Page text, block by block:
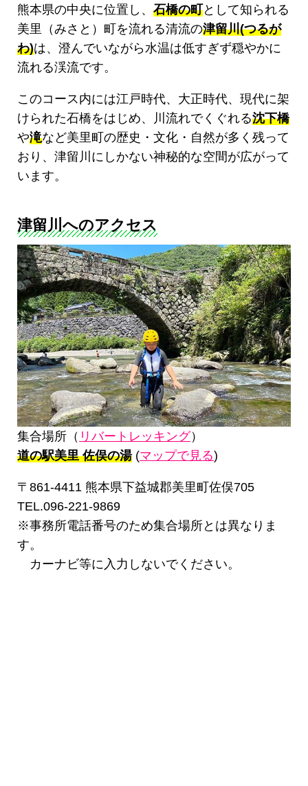
熊本県の中央に位置し、 石橋の町として知られる
美里（みさと）町を流れる清流の津留川(つるが
わ)は、澄んでいながら水温は低すぎず穏やかに
流れる渓流です。
このコース内には江戸時代、大正時代、現代に架
けられた石橋をはじめ、川流れでくぐれる沈下橋
や滝など美里町の歴史・文化・自然が多く残って
おり、津留川にしかない神秘的な空間が広がって
います。
津留川へのアクセス
集合場所（ リバートレッキング）
道の駅美里 佐俣の湯(マップで見る)
〒861-4411 熊本県下益城郡美里町佐俣705
TEL.096-221-9869
※事務所電話番号のため集合場所とは異なりま
す。
カーナビ等に入力しないでください。